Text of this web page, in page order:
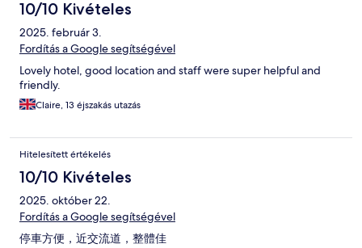
10/10 Kivételes
2025. február 3.
Fordítás a Google segítségével
Lovely hotel, good location and staff were super helpful and
friendly.
Claire, 13 éjszakás utazás
Hitelesített értékelés
10/10 Kivételes
2025. október 22.
Fordítás a Google segítségével
停車方便，近交流道，整體佳